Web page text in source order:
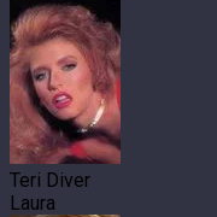
Teri Diver
Laura